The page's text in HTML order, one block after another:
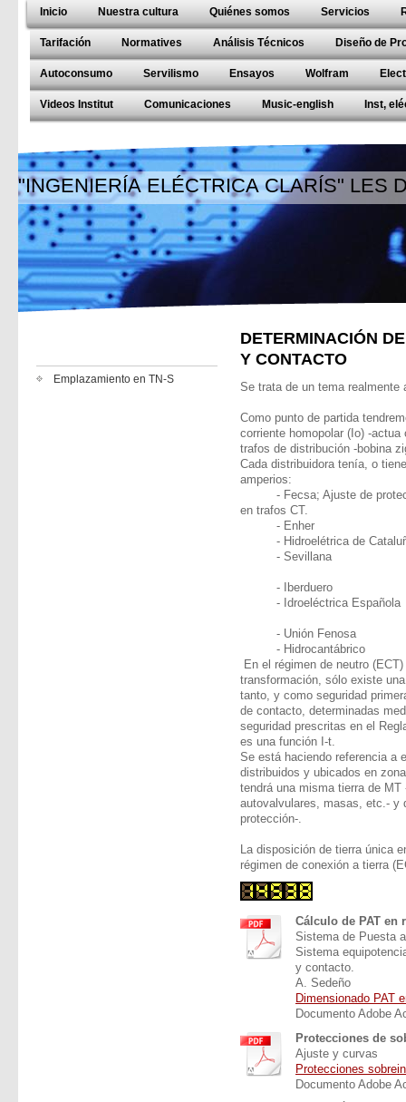
Inicio Nuestra cultura Quiénes somos Servicios
Tarifación Normatives Análisis Técnicos Diseño de
Autoconsumo Servilismo Ensayos Wolfram
Videos Institut Comunicaciones Music-english Inst,
"INGENIERÍA ELÉCTRICA CLARÍS" LES
Emplazamiento en TN-S
DETERMINACIÓN
Y CONTACTO
Se trata de un tema realmente
Como punto de partida
corriente homopolar (Io) -
trafos de distribución -bobina
Cada distribuidora tenía, o
amperios:
- Fecsa; Ajuste de
en trafos CT.
- Enher
- Hidroelétrica de
- Sevillana
- Iberduero
- Idroeléctrica Española
- Unión Fenosa
- Hidrocantábrico
En el régimen de neutro
transformación, sólo existe
tanto, y como seguridad
de contacto, determinadas
seguridad prescritas en el
es una función I-t.
Se está haciendo referencia a
distribuidos y ubicados en
tendrá una misma tierra de MT
autovalvulares, masas, etc.- y
protección-.
La disposición de tierra única
régimen de conexión a tierra
Cálculo de PAT en
Sistema de Puesta
Sistema
y contacto.
A. Sedeño
Dimensionado PAT
Documento Adobe
Protecciones de
Ajuste y curvas
Protecciones
Documento Adobe